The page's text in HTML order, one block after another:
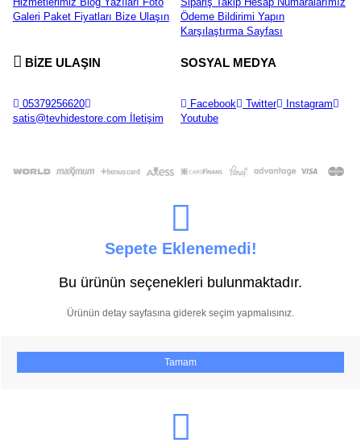
Galeri Paket Fiyatları Bize Ulaşın
Ödeme Bildirimi Yapın
Karşılaştırma Sayfası
BİZE ULAŞIN
05379256620
satis@tevhidestore.com İletişim
SOSYAL MEDYA
Facebook Twitter
Instagram
Youtube
Sepete Eklenemedi!
Bu ürünün seçenekleri bulunmaktadır.
Ürünün detay sayfasına giderek seçim yapmalısınız.
Tamam